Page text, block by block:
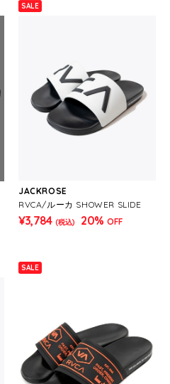
SALE
JACKROSE
RVCA/ルーカ SHOWER SLIDE
¥3,784 (税込) 20% OFF
SALE